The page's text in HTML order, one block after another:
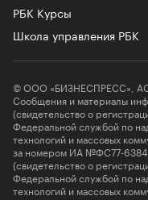
РБК Курсы
Школа управления РБК
© ООО «БИЗНЕСПРЕСС»,
Сообщения и материалы
(свидетельство о
Федеральной службой по
технологий и массовых
за номером ИА №ФС77-
(свидетельство о
Федеральной службой по
технологий и массовых